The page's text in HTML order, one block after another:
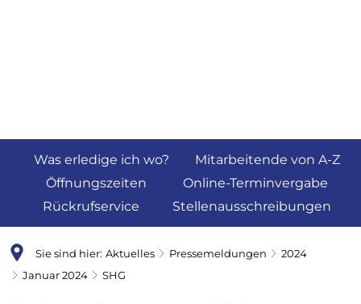
Was erledige ich wo?
Mitarbeitende von A-Z
Öffnungszeiten
Online-Terminvergabe
Rückrufservice
Stellenausschreibungen
Sie sind hier: Aktuelles Pressemeldungen
2024
Januar 2024
SHG